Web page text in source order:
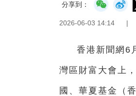
分享到：
2026-06-03 14:14 |
香港新聞網6
灣區財富大會上
國、華夏基金（